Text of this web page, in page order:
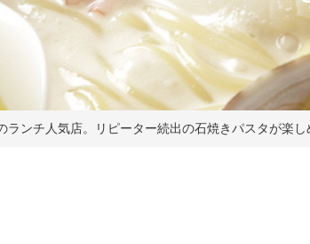
ランチ人気店。リピーター続出の石焼きパスタが楽し